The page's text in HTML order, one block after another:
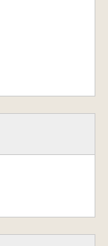
を読み解
月行事